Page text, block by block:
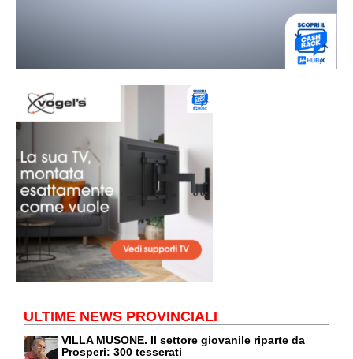
ULTIME NEWS PROVINCIALI
VILLA MUSONE. Il settore giovanile riparte da
Prosperi: 300 tesserati